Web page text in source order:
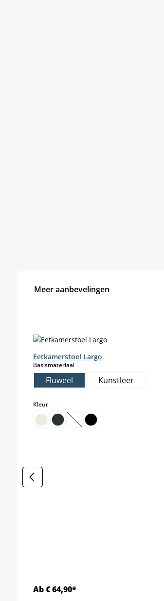
Meer aanbevelingen
Eetkamerstoel Largo
Basismateriaalselect
Fluweel Kunstleer
Kleurselect
(Deze optie is momenteel
Ab € 64,90*